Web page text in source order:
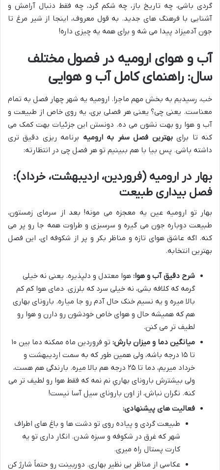
گردی باشی، چه تاریخ باز، چه شکم گرد، چه فقط دنبال آرامش و
آشنایی با فرهنگ های جدید. به قول معروف، اینجا از شیر مرغ تا
جون آدمیزاد پیدا می شه و برای همه یه چیزی داره!
آب و هوای ارومیه در فصول مختلف
سال: راهنمای کامل آب و هوایی
خب، رسیدیم به بخش مهم ماجرا. ارومیه یه شهر چهار فصل به تمام
معناست. یعنی چی؟ یعنی هر فصلی بری، یه روی خاص از طبیعت و
آب و هوا رو بهت نشون می ده. دونستن این جزئیات بهت کمک می
کنه تا برایبهترین فصل سفر به ارومیه برنامه ریزی دقیق تری
داشته باشی. پس بیا با هم ببینیم تو هر فصل چی در انتظارته:
بهار در ارومیه (فروردین، اردیبهشت، خرداد):
فصل بیداری طبیعت
بهار تو ارومیه عین یه معجزه می مونه! بعد از سرمای زمستون،
طبیعت دوباره جون می گیره و سرسبزی و طراوت همه جا رو پر می
کنه. اگه عاشق هوای تازه و مناظر بکر و پر از شکوفه ای، این فصل
بهترین انتخابه.
شرح دقیق آب و هوا: هوا معتدل و دلپذیره. یعنی نه خیلی
گرمه که کلافه بشی، نه خیلی سرد که بلرزی. دمای هوا کم کم
بالا میره و یه نسیم خنک حال آدم رو جا میاره. بارونای بهاری
هم که همیشه حال و هوای خاص خودشون رو دارن و هوا رو
لطیف تر می کنن.
میانگین دما و میزان بارش:
تو فروردین ماه ممکنه دما بین ۱۰
تا ۱۵ درجه باشه، ولی همین طور که به سمت اردیبهشت و
خرداد میریم، دما تا ۲۵ درجه هم بالا میره. بارندگی هم هست،
ولی بیشترش بارونای بهاریِ نم نمه که فقط هوا رو لطیف تر می
کنه. نگران نباش، از اون بارونای سیل آسا نیست!
فعالیت های پیشنهادی:
طبیعت گردی و پیاده روی تو دشت ها و باغ های اطراف
شهر که غرق در شکوفه و سبزه شدن. انگار داری تو یه
کارت پستال راه میری.
عکاسی از مناظر بی نظیر بهاری. دوربینت رو حتماً شارژ کن